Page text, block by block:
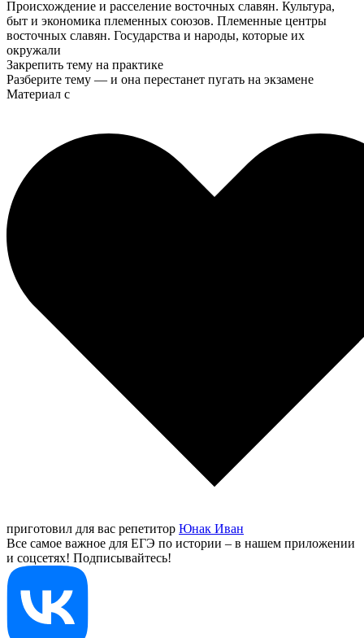
Происхождение и расселение восточных славян. Культура,
быт и экономика племенных союзов. Племенные центры
восточных славян. Государства и народы, которые их
окружали
Закрепить тему на практике
Разберите тему — и она перестанет пугать на экзамене
Материал с
приготовил для вас репетитор Юнак Иван
Все самое важное для ЕГЭ по истории – в нашем приложении
и соцсетях! Подписывайтесь!